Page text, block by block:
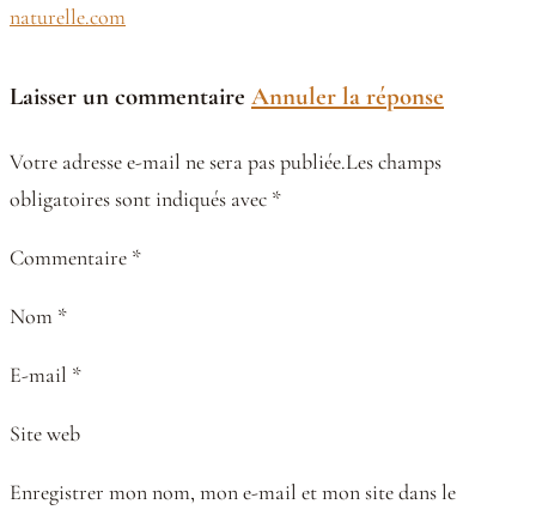
naturelle.com
Laisser un commentaire Annuler la réponse
Votre adresse e-mail ne sera pas publiée.Les champs
obligatoires sont indiqués avec *
Commentaire *
Nom *
E-mail *
Site web
Enregistrer mon nom, mon e-mail et mon site dans le